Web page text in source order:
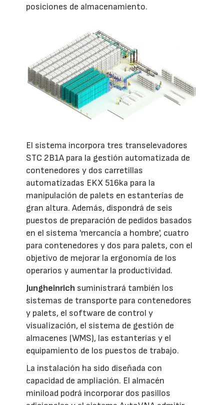
posiciones de almacenamiento.
El sistema incorpora tres transelevadores
STC 2B1A para la gestión automatizada de
contenedores y dos carretillas
automatizadas EKX 516ka para la
manipulación de palets en estanterías de
gran altura. Además, dispondrá de seis
puestos de preparación de pedidos basados
en el sistema 'mercancía a hombre', cuatro
para contenedores y dos para palets, con el
objetivo de mejorar la ergonomía de los
operarios y aumentar la productividad.
Jungheinrich suministrará también los
sistemas de transporte para contenedores
y palets, el software de control y
visualización, el sistema de gestión de
almacenes (WMS), las estanterías y el
equipamiento de los puestos de trabajo.
La instalación ha sido diseñada con
capacidad de ampliación. El almacén
miniload podrá incorporar dos pasillos